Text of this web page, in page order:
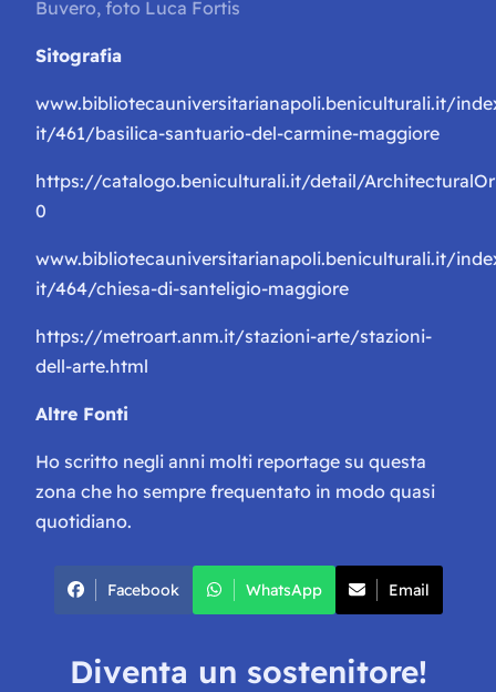
Buvero, foto Luca Fortis
Sitografia
www.bibliotecauniversitarianapoli.beniculturali.it/
it/461/basilica-santuario-del-carmine-maggiore
https://catalogo.beniculturali.it/detail/
0
www.bibliotecauniversitarianapoli.beniculturali.it/
it/464/chiesa-di-santeligio-maggiore
https://metroart.anm.it/stazioni-arte/stazioni-
dell-arte.html
Altre Fonti
Ho scritto negli anni molti reportage su questa
zona che ho sempre frequentato in modo quasi
quotidiano.
Facebook WhatsApp Email
Diventa un sostenitore!